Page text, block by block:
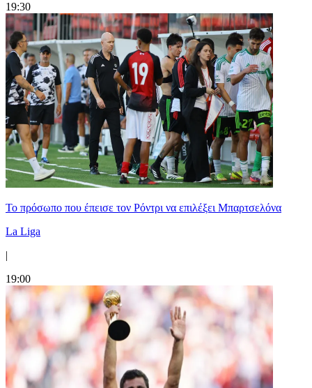
19:30
Το πρόσωπο που έπεισε τον Ρόντρι να επιλέξει Μπαρτσελόνα
La Liga
|
19:00